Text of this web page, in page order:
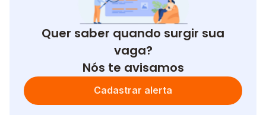
Quer saber quando surgir sua
vaga?
Nós te avisamos
Cadastrar alerta